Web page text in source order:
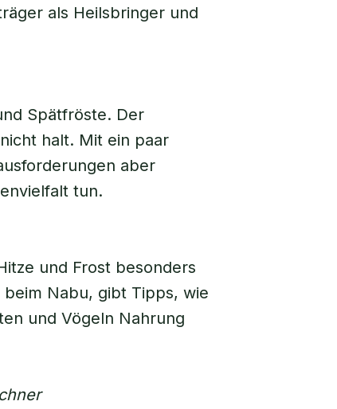
als Heilsbringer und
Spätfröste. Der
halt. Mit ein paar
aber
tun.
und Frost besonders
Nabu, gibt Tipps, wie
und Vögeln Nahrung